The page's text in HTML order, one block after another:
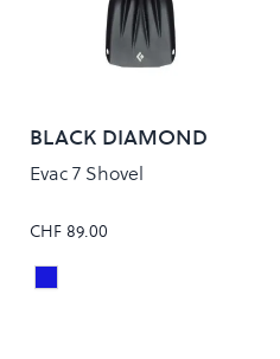
BLACK DIAMOND
Evac 7 Shovel
CHF 89.00
Colour
Ultra Blue